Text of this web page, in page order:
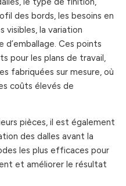
des bords, les besoins en
visibles, la variation
Ces points
pour les plans de travail,
fabriquées sur mesure, où
coûts élevés de
pièces, il est également
des dalles avant la
les plus efficaces pour
et améliorer le résultat